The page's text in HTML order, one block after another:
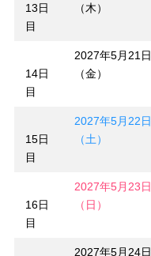
13日
目
（木）
14日
目
2027年5月21日
（金）
15日
目
2027年5月22日
（土）
16日
目
2027年5月23日
（日）
2027年5月24日